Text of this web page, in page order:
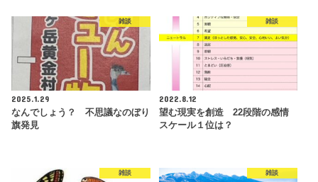
雑談
2025.1.29
なんでしょう？ 不思議なのぼり
旗発見
雑談
2022.8.12
望む現実を創造 22段階の感情
スケール１位は？
雑談 雑談